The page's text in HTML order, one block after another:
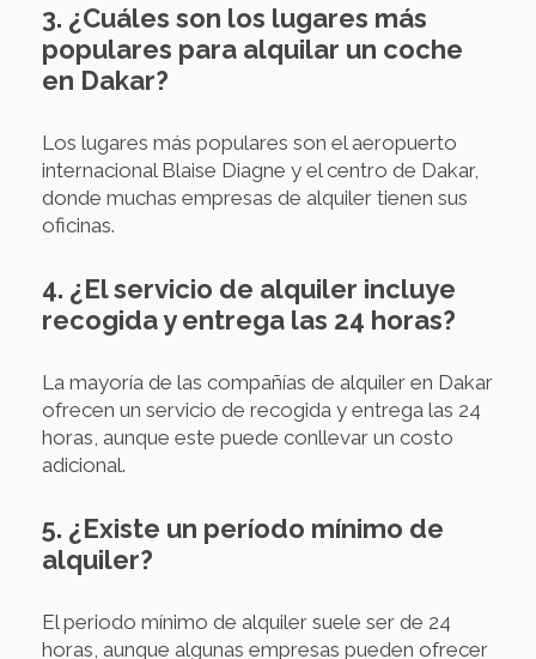
3. ¿Cuáles son los lugares más
populares para alquilar un coche
en Dakar?
Los lugares más populares son el aeropuerto
internacional Blaise Diagne y el centro de Dakar,
donde muchas empresas de alquiler tienen sus
oficinas.
4. ¿El servicio de alquiler incluye
recogida y entrega las 24 horas?
La mayoría de las compañías de alquiler en Dakar
ofrecen un servicio de recogida y entrega las 24
horas, aunque este puede conllevar un costo
adicional.
5. ¿Existe un período mínimo de
alquiler?
El periodo mínimo de alquiler suele ser de 24
horas, aunque algunas empresas pueden ofrecer